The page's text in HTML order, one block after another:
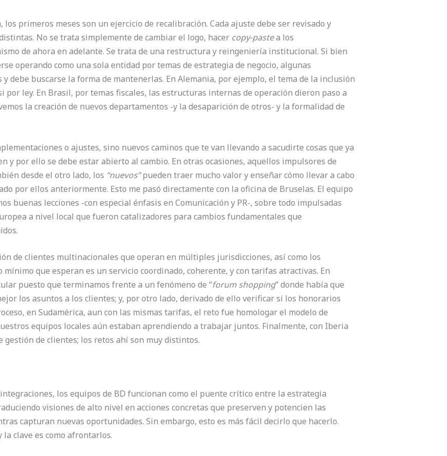
primeros meses son un ejercicio de recalibración. Cada ajuste debe ser revisado y
No se trata simplemente de cambiar el logo, hacer copy-pastea los
de ahora en adelante. Se trata de una restructura y reingeniería institucional. Si bien
operando como una sola entidad por temas de estrategia de negocio, algunas
debe buscarse la forma de mantenerlas. En Alemania, por ejemplo, el tema de la inclusión
por ley. En Brasil, por temas fiscales, las estructuras internas de operación dieron paso a
la creación de nuevos departamentos -y la desaparición de otros- y la formalidad de
o ajustes, sino nuevos caminos que te van llevando a sacudirte cosas que ya
y por ello se debe estar abierto al cambio. En otras ocasiones, aquellos impulsores de
desde el otro lado, los “nuevos”pueden traer mucho valor y enseñar cómo llevar a cabo
por ellos anteriormente. Esto me pasó directamente con la oficina de Bruselas. El equipo
buenas lecciones -con especial énfasis en Comunicación y PR-, sobre todo impulsadas
a nivel local que fueron catalizadores para cambios fundamentales que
de clientes multinacionales que operan en múltiples jurisdicciones, así como los
que esperan es un servicio coordinado, coherente, y con tarifas atractivas. En
puesto que terminamos frente a un fenómeno de “forum shopping” donde había que
los asuntos a los clientes; y, por otro lado, derivado de ello verificar si los honorarios
en Sudamérica, aun con las mismas tarifas, el reto fue homologar el modelo de
equipos locales aún estaban aprendiendo a trabajar juntos. Finalmente, con Iberia
de clientes; los retos ahí son muy distintos.
los equipos de BD funcionan como el puente crítico entre la estrategia
visiones de alto nivel en acciones concretas que preserven y potencien las
capturan nuevas oportunidades. Sin embargo, esto es más fácil decirlo que hacerlo.
clave es como afrontarlos.